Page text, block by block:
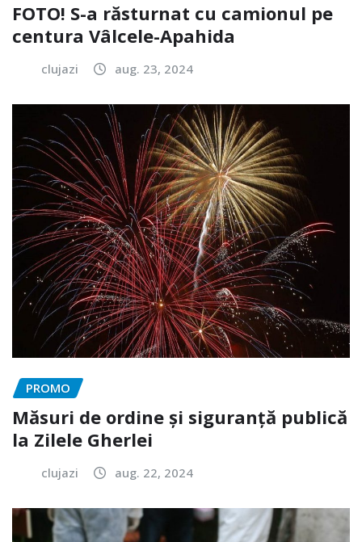
FOTO! S-a răsturnat cu camionul pe
centura Vâlcele-Apahida
clujazi aug. 23, 2024
PROMO
Măsuri de ordine și siguranță publică
la Zilele Gherlei
clujazi aug. 22, 2024